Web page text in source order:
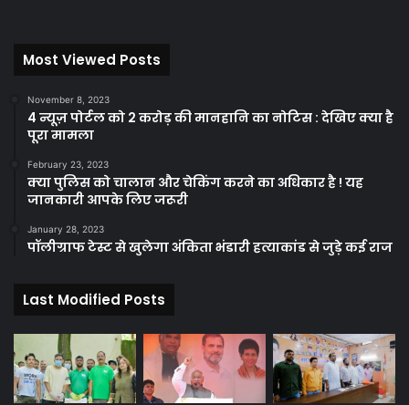
Most Viewed Posts
November 8, 2023
4 न्यूज़ पोर्टल को 2 करोड़ की मानहानि का नोटिस : देखिए क्या है
पूरा मामला
February 23, 2023
क्या पुलिस को चालान और चेकिंग करने का अधिकार है ! यह
जानकारी आपके लिए जरूरी
January 28, 2023
पॉलीग्राफ टेस्ट से खुलेगा अंकिता भंडारी हत्याकांड से जुड़े कई राज
Last Modified Posts